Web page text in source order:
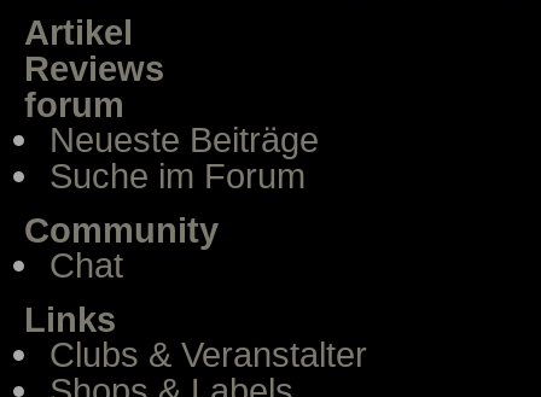
Artikel
Reviews
forum
Neueste Beiträge
Suche im Forum
Community
Chat
Links
Clubs & Veranstalter